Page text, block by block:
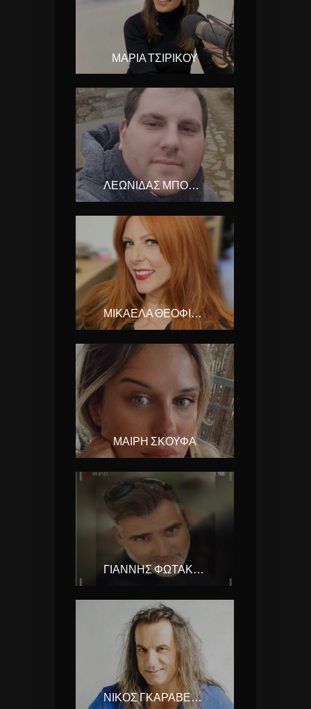
ΜΑΡΙΑ ΤΣΙΡΙΚΟΥ
ΛΕΩΝΙΔΑΣ ΜΠΟΝΗΣ
ΜΙΚΑΕΛΑ ΘΕΟΦΙΛΟΥ
ΜΑΙΡΗ ΣΚΟΥΦΑ
ΓΙΆΝΝΗΣ ΦΩΤΆΚΗΣ
ΝΊΚΟΣ ΓΚΑΡΑΒΈΛΑΣ